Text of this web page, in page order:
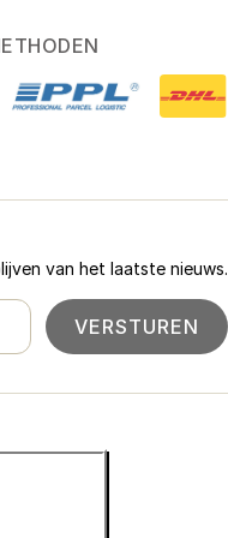
van het laatste nieuws.
VERSTUREN